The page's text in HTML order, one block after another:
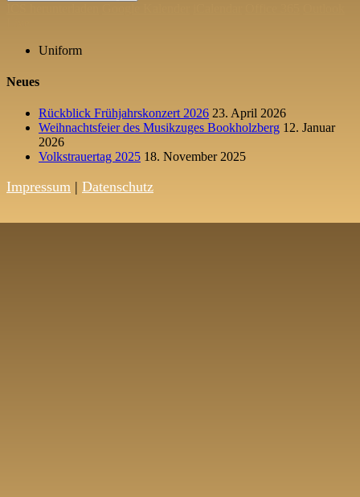
Uniform
Neues
Rückblick Frühjahrskonzert 2026 23. April 2026
Weihnachtsfeier des Musikzuges Bookholzberg 12. Januar
2026
Volkstrauertag 2025 18. November 2025
Impressum | Datenschutz